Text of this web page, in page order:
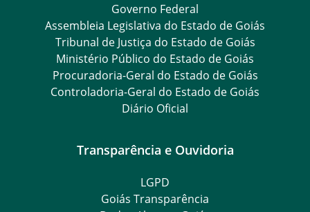
Governo Federal
Assembleia Legislativa do Estado de Goiás
Tribunal de Justiça do Estado de Goiás
Ministério Público do Estado de Goiás
Procuradoria-Geral do Estado de Goiás
Controladoria-Geral do Estado de Goiás
Diário Oficial
Transparência e Ouvidoria
LGPD
Goiás Transparência